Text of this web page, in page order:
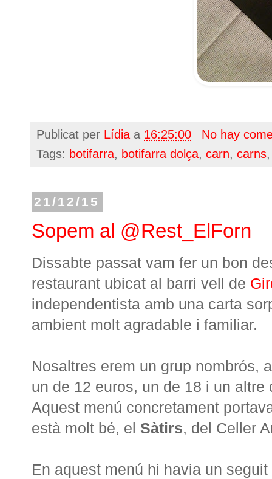
Publicat per Lídia a 16:25:00
No hay
Tags: botifarra, botifarra dolça, carn, carns
21/12/15
Sopem al @Rest_ElForn
Dissabte passat vam fer un bon
restaurant ubicat al barri vell de
independentista amb una carta
ambient molt agradable i familiar.
Nosaltres erem un grup nombrós,
un de 12 euros, un de 18 i un
Aquest menú concretament
està molt bé, el Sàtirs, del Celler
En aquest menú hi havia un